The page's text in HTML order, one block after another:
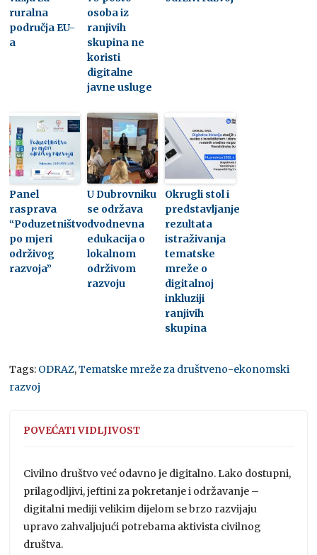
ruralna
područja EU-
a
osoba iz
ranjivih
skupina ne
koristi
digitalne
javne usluge
Panel
rasprava
“Poduzetništvo
po mjeri
održivog
razvoja”
U Dubrovniku
se održava
dvodnevna
edukacija o
lokalnom
održivom
razvoju
Okrugli stol i
predstavljanje
rezultata
istraživanja
tematske
mreže o
digitalnoj
inkluziji
ranjivih
skupina
Tags: ODRAZ,Tematske mreže za društveno-ekonomski
razvoj
POVEĆATI VIDLJIVOST
Civilno društvo već odavno je digitalno. Lako dostupni,
prilagodljivi, jeftini za pokretanje i održavanje –
digitalni mediji velikim dijelom se brzo razvijaju
upravo zahvaljujući potrebama aktivista civilnog
društva.